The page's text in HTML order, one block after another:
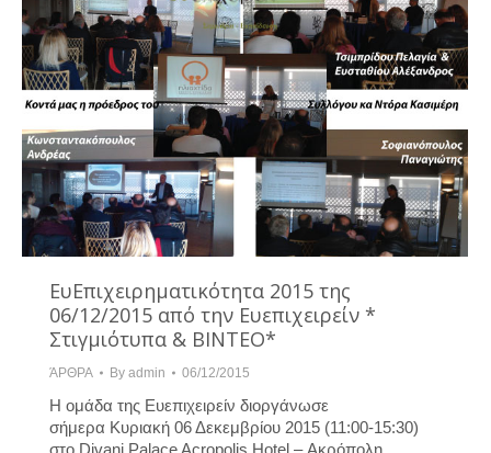
ΕυΕπιχειρηματικότητα 2015 της
06/12/2015 από την Ευεπιχειρείν *
Στιγμιότυπα & ΒΙΝΤΕΟ*
ΆΡΘΡΑ By admin 06/12/2015
Η ομάδα της Ευεπιχειρείν διοργάνωσε
σήμερα Κυριακή 06 Δεκεμβρίου 2015 (11:00-15:30)
στο Divani Palace Acropolis Hotel – Ακρόπολη